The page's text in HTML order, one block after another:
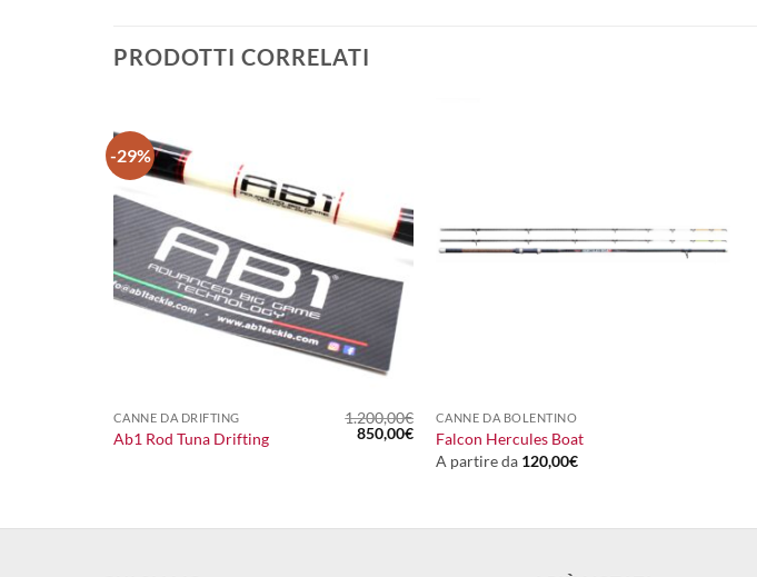
PRODOTTI CORRELATI
-29%
CANNE DA DRIFTING
Ab1 Rod Tuna Drifting
1.200,00€
Il
prezzo
850,00€Il
prezzo
attuale
CANNE DA BOLENTINO
Falcon Hercules Boat
A partire da 120,00€